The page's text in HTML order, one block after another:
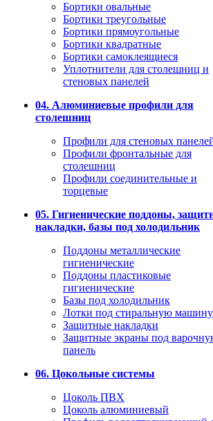
Бортики овальные
Бортики треугольные
Бортики прямоугольные
Бортики квадратные
Бортики самоклеящиеся
Уплотнители для столешниц и
стеновых панелей
04. Алюминиевые профили для
столешниц
Профили для стеновых
Профили фронтальные для
столешниц
Профили соединительные и
торцевые
05. Гигиенические поддоны,
накладки, базы под холодильник
Поддоны металлические
гигиенические
Поддоны пластиковые
гигиенические
Базы под холодильник
Лотки под стиральную машину
Защитные накладки
Защитные экраны под
панель
06. Цокольные системы
Цоколь ПВХ
Цоколь алюминиевый